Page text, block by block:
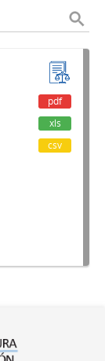
pdf
xls
csv